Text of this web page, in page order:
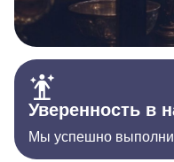
Уверенность в
Мы успешно